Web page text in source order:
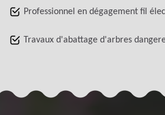
Professionnel en dégagement fil
Travaux d'abattage d'arbres